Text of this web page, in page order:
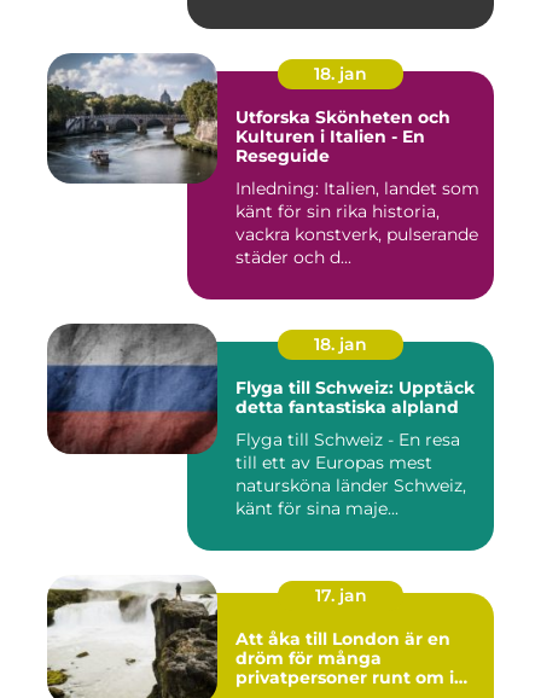
18. jan
Utforska Skönheten och
Kulturen i Italien - En
Reseguide
Inledning: Italien, landet som
känt för sin rika historia,
vackra konstverk, pulserande
städer och d...
18. jan
Flyga till Schweiz: Upptäck
detta fantastiska alpland
Flyga till Schweiz - En resa
till ett av Europas mest
natursköna länder Schweiz,
känt för sina maje...
17. jan
Att åka till London är en
dröm för många
privatpersoner runt om i